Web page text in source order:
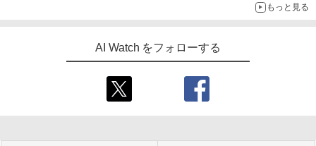
もっと見る
AI Watch をフォローする